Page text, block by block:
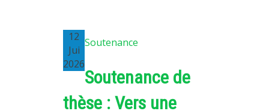
12
Jui
2026
Soutenance
Soutenance de
thèse : Vers une